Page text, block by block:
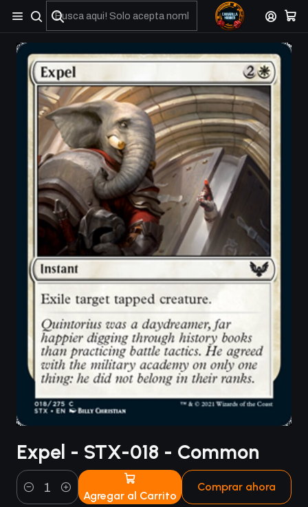
No olviden reportar sus depositos y transferencias por Whatsapp
Expel - STX-018 - Common
Cantidad Agregar al Carrito
Comprar ahora